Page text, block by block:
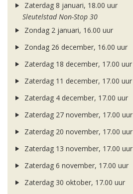
Zaterdag 8 januari, 18.00 uur
Sleutelstad Non-Stop 30
Zondag 2 januari, 16.00 uur
Zondag 26 december, 16.00 uur
Zaterdag 18 december, 17.00 uur
Zaterdag 11 december, 17.00 uur
Zaterdag 4 december, 17.00 uur
Zaterdag 27 november, 17.00 uur
Zaterdag 20 november, 17.00 uur
Zaterdag 13 november, 17.00 uur
Zaterdag 6 november, 17.00 uur
Zaterdag 30 oktober, 17.00 uur